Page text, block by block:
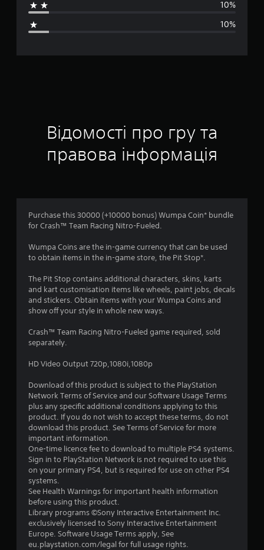
н
о
н
к
:
3
з
п
’
и
з
і
р
о
к
н
10%
10%
Відомості про гру та
правова інформація
Purchase this 30000 (+10000 bonus) Wumpa Coin* bundle
for Crash™ Team Racing Nitro-Fueled.
Wumpa Coins are the in-game currency that can be used
to obtain items in the in-game store, the Pit Stop*.
The Pit Stop contains additional characters, skins, karts
and kart customisation items like wheels, paint jobs, decals
and stickers. Obtain items with your Wumpa Coins and
show off your style in whole new ways.
Crash™ Team Racing Nitro-Fueled game required, sold
separately.
HD Video Output 720p,1080i,1080p
Download of this product is subject to the PlayStation
Network Terms of Service and our Software Usage Terms
plus any specific additional conditions applying to this
product. If you do not wish to accept these terms, do not
download this product. See Terms of Service for more
important information.
One-time licence fee to download to multiple PS4 systems.
Sign in to PlayStation Network is not required to use this
on your primary PS4, but is required for use on other PS4
systems.
See Health Warnings for important health information
before using this product.
Library programs ©Sony Interactive Entertainment Inc.
exclusively licensed to Sony Interactive Entertainment
Europe. Software Usage Terms apply, See
eu.playstation.com/legal for full usage rights.